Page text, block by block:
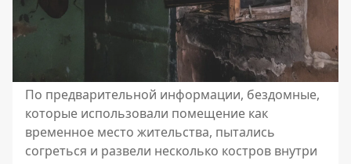
По предварительной информации, бездомные,
которые использовали помещение как
временное место жительства, пытались
согреться и развели несколько костров внутри